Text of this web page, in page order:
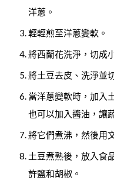
洋蔥。
輕輕煎至洋蔥變軟。
將西蘭花洗淨，切成
將土豆去皮、洗淨並
當洋蔥變軟時，加入
也可以加入醬油，讓
將它們煮沸，然後用
土豆煮熟後，放入食
許鹽和胡椒。